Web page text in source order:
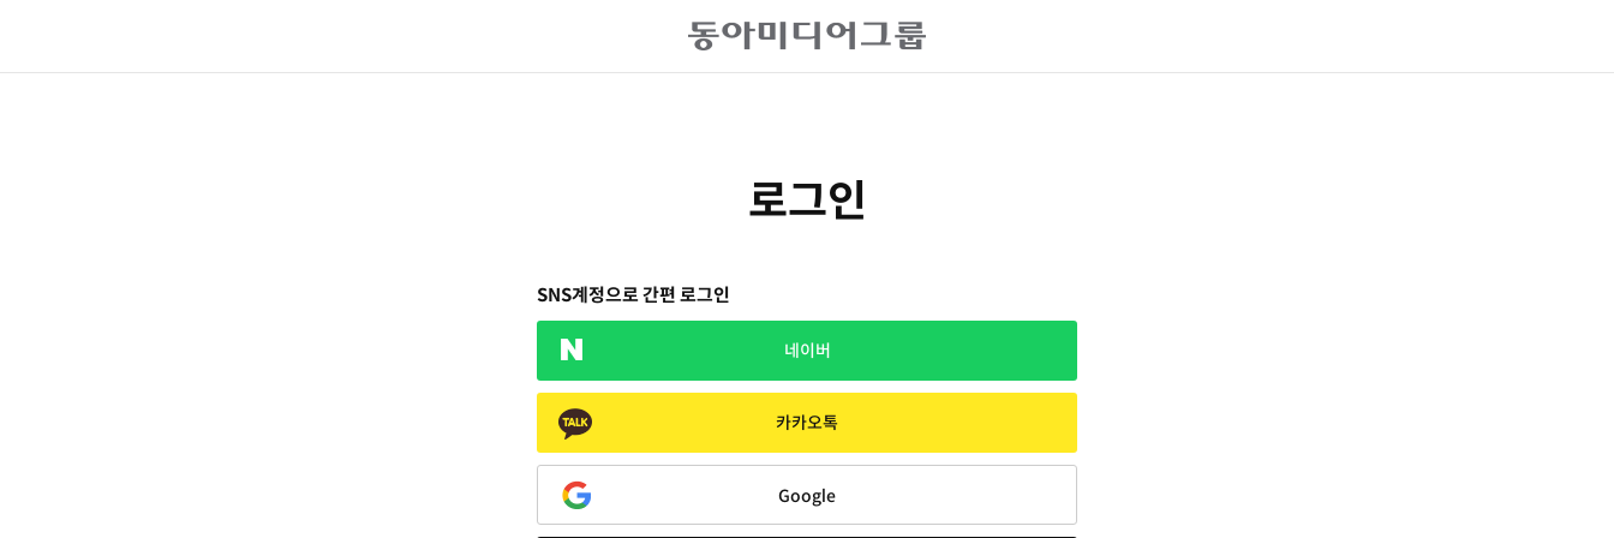
로그인
SNS계정으로 간편 로그인
네이버
카카오톡
Google